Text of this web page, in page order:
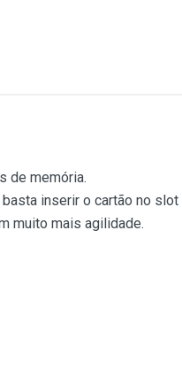
de memória.
inserir o cartão no slot
muito mais agilidade.